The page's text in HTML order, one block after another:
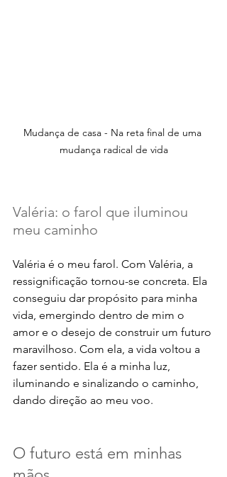
Mudança de casa - Na reta final de uma
mudança radical de vida
Valéria: o farol que iluminou
meu caminho
Valéria é o meu farol. Com Valéria, a
ressignificação tornou-se concreta. Ela
conseguiu dar propósito para minha
vida, emergindo dentro de mim o
amor e o desejo de construir um futuro
maravilhoso. Com ela, a vida voltou a
fazer sentido. Ela é a minha luz,
iluminando e sinalizando o caminho,
dando direção ao meu voo.
O futuro está em minhas